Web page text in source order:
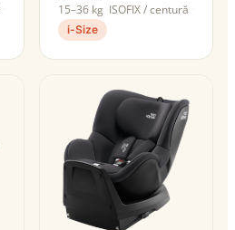
15–36 kg ISOFIX / centură
i-Size